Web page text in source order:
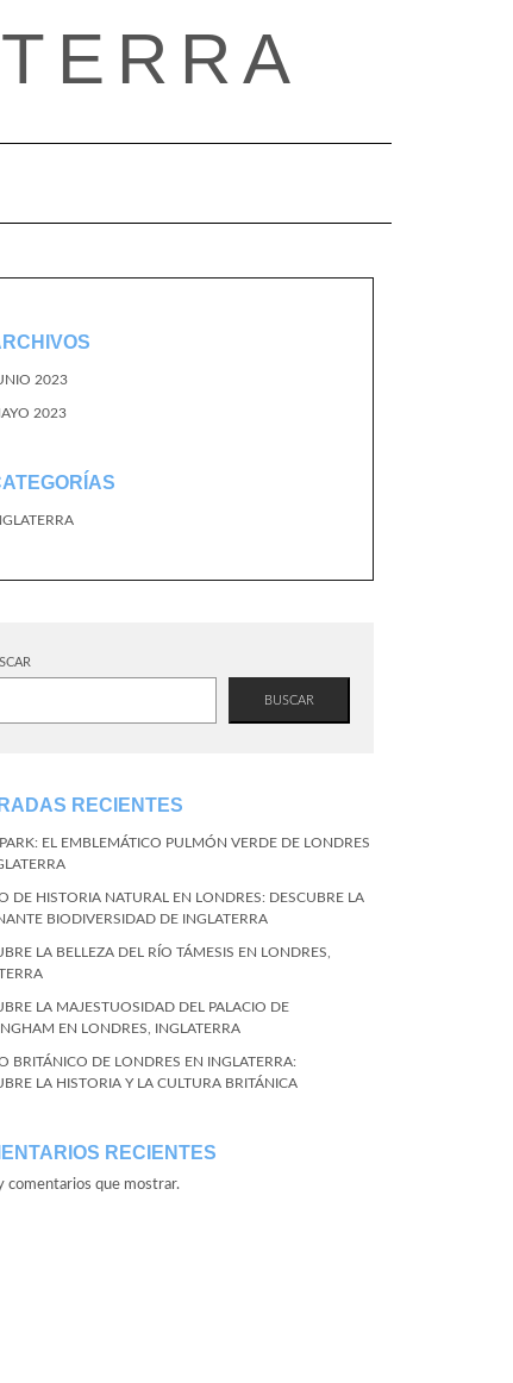
2023
2023
BUSCAR
RECIENTES
EL EMBLEMÁTICO PULMÓN VERDE DE LONDRES
DE HISTORIA NATURAL EN LONDRES: DESCUBRE LA
BIODIVERSIDAD DE INGLATERRA
LA BELLEZA DEL RÍO TÁMESIS EN LONDRES,
LA MAJESTUOSIDAD DEL PALACIO DE
EN LONDRES, INGLATERRA
BRITÁNICO DE LONDRES EN INGLATERRA:
LA HISTORIA Y LA CULTURA BRITÁNICA
RECIENTES
comentarios que mostrar.